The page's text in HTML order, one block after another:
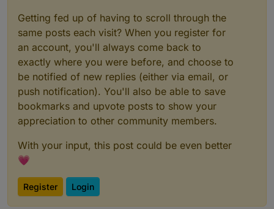
Process:
12479 ExecStart=/home/latzi/
Main PID: 12479 (code=exited,
status=1/FAILURE)
CPU:
7ms
Jul 19 06 :29:31 ioBroker wetterstation.sh[12479]:
Jul
19 06:29:31 ioBroker wetterstation.sh[12479]:
Getting fed up of having to scroll through the
same posts each visit? When you register for
an account, you'll always come back to
exactly where you were before, and choose to
be notified of new replies (either via email, or
push notification). You'll also be able to save
bookmarks and upvote posts to show your
appreciation to other community members.
With your input, this post could be even better
💗
Register Login